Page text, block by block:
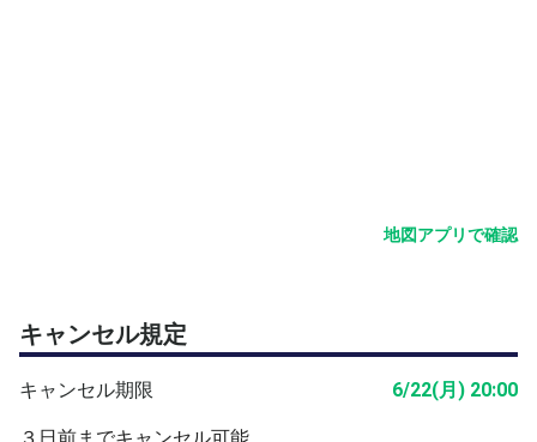
地図アプリで確認
キャンセル規定
キャンセル期限 6/22(月) 20:00